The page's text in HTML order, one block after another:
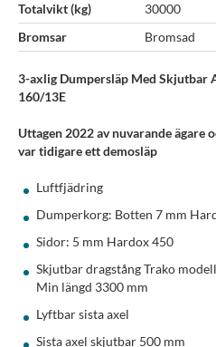
Totalvikt (kg)
30000
Bromsar
Bromsad
3-axlig Dumpersläp Med Skjutbar
160/13E
Uttagen 2022 av nuvarande ägare
var tidigare ett demosläp
Luftfjädring
Dumperkorg: Botten 7 mm
Sidor: 5 mm Hardox 450
Skjutbar dragstång Trako
Min längd 3300 mm
Lyftbar sista axel
Sista axel skjutbar 500 mm